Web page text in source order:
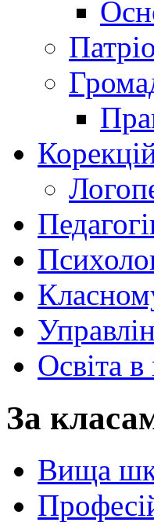
Освіта
За
Вища